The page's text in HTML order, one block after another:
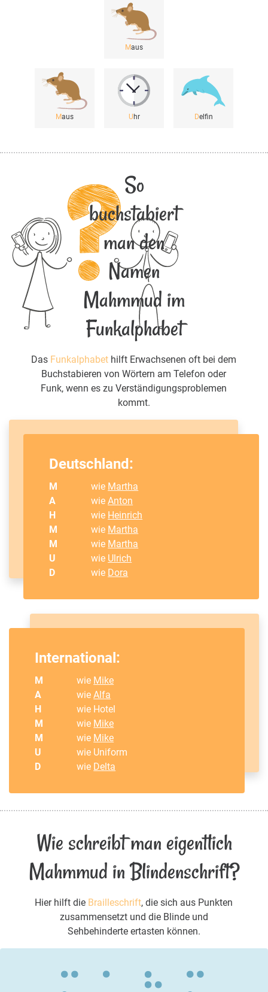
Maus
Maus Uhr Delfin
So
buchstabiert
man den
Namen
Mahmmud im
Funkalphabet
Das Funkalphabet hilft Erwachsenen oft bei dem
Buchstabieren von Wörtern am Telefon oder
Funk, wenn es zu Verständigungsproblemen
kommt.
Deutschland:
M wie Martha
A
wieAnton
H
wie Heinrich
M
wie Martha
M
wie Martha
U
wie Ulrich
D
wie Dora
International:
M wie Mike
A
wieAlfa
H
wie Hotel
M
wie Mike
M
wie Mike
U
wie Uniform
D
wie Delta
Wie schreibt man eigentlich
Mahmmud in Blindenschrift?
Hier hilft die Brailleschrift, die sich aus Punkten
zusammensetzt und die Blinde und
Sehbehinderte ertasten können.